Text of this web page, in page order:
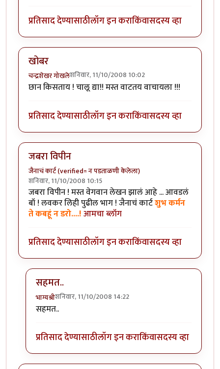
प्रतिसाद देण्यासाठीलॉग इन कराकिंवासदस्य व्हा
खोबर
चन्द्रशेखर गोखलेशनिवार, 11/10/2008 10:02
छान किसताय ! चालू द्या!! मस्त वाटतय वाचायला !!!
प्रतिसाद देण्यासाठीलॉग इन कराकिंवासदस्य व्हा
जबरा विपीन
जैनाचं कार्ट (verified= न पडताळणी केलेला)
शनिवार, 11/10/2008 10:15
जबरा विपीन ! मस्त वेगवान लेखन झालं आहे ... आवडलं
बॉ ! लवकर लिही पुढील भाग ! जैनाचं कार्टशुभ कर्मन
ते कबहूं न डरो....!आमचा ब्लॉग
प्रतिसाद देण्यासाठीलॉग इन कराकिंवासदस्य व्हा
सहमत..
भाग्यश्रीशनिवार, 11/10/2008 14:22
In reply to
सहमत..
प्रतिसाद देण्यासाठीलॉग इन कराकिंवासदस्य व्हा